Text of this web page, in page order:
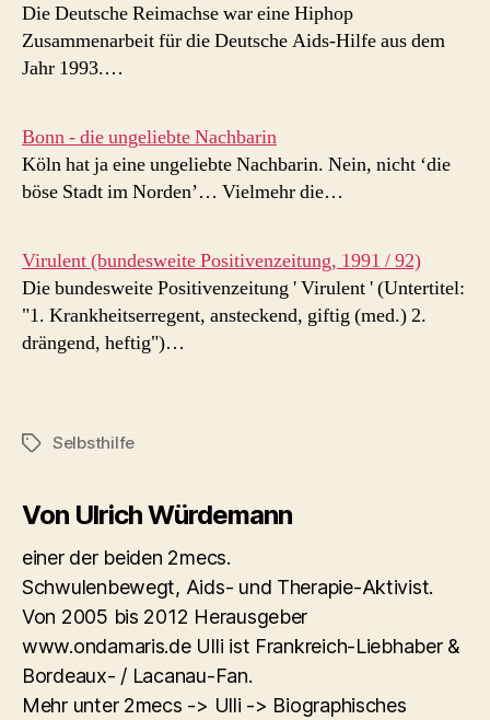
Die Deutsche Reimachse war eine Hiphop
Zusammenarbeit für die Deutsche Aids-Hilfe aus dem
Jahr 1993.…
Bonn - die ungeliebte Nachbarin
Köln hat ja eine ungeliebte Nachbarin. Nein, nicht ‘die
böse Stadt im Norden’… Vielmehr die…
Virulent (bundesweite Positivenzeitung, 1991 / 92)
Die bundesweite Positivenzeitung ' Virulent ' (Untertitel:
"1. Krankheitserregent, ansteckend, giftig (med.) 2.
drängend, heftig")…
Schlagwörter
Selbsthilfe
Von Ulrich Würdemann
einer der beiden 2mecs.
Schwulenbewegt, Aids- und Therapie-Aktivist.
Von 2005 bis 2012 Herausgeber
www.ondamaris.de Ulli ist Frankreich-Liebhaber &
Bordeaux- / Lacanau-Fan.
Mehr unter 2mecs -> Ulli -> Biographisches